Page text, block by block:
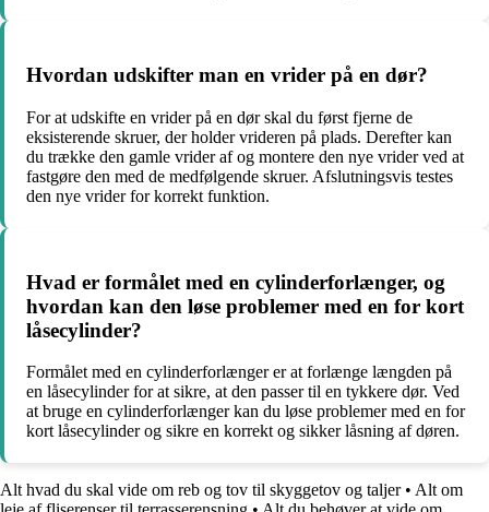
Hvordan udskifter man en vrider på en dør?
For at udskifte en vrider på en dør skal du først fjerne de
eksisterende skruer, der holder vrideren på plads. Derefter kan
du trække den gamle vrider af og montere den nye vrider ved at
fastgøre den med de medfølgende skruer. Afslutningsvis testes
den nye vrider for korrekt funktion.
Hvad er formålet med en cylinderforlænger, og
hvordan kan den løse problemer med en for kort
låsecylinder?
Formålet med en cylinderforlænger er at forlænge længden på
en låsecylinder for at sikre, at den passer til en tykkere dør. Ved
at bruge en cylinderforlænger kan du løse problemer med en for
kort låsecylinder og sikre en korrekt og sikker låsning af døren.
Alt hvad du skal vide om reb og tov til skyggetov og taljer• Alt om